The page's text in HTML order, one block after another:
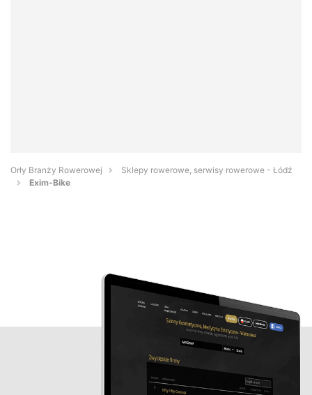
Orły Branży Rowerowej
Sklepy rowerowe, serwisy rowerowe - Łódź
Exim-Bike